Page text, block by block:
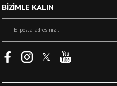
BİZİMLE KALIN